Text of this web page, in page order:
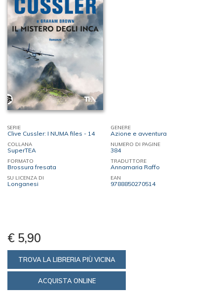
SERIE
Clive Cussler: I NUMA files - 14
GENERE
Azione e avventura
COLLANA
SuperTEA
NUMERO DI PAGINE
384
FORMATO
Brossura fresata
TRADUTTORE
Annamaria Raffo
SU LICENZA DI
Longanesi
EAN
9788850270514
€ 5,90
TROVA LA LIBRERIA PIÙ VICINA
ACQUISTA ONLINE